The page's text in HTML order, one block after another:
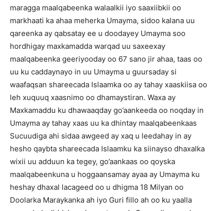
maragga maalqabeenka walaalkii iyo saaxiibkii oo
markhaati ka ahaa meherka Umayma, sidoo kalana uu
qareenka ay qabsatay ee u doodayey Umayma soo
hordhigay maxkamadda warqad uu saxeexay
maalqabeenka geeriyooday oo 67 sano jir ahaa, taas oo
uu ku caddaynayo in uu Umayma u guursaday si
waafaqsan shareecada Islaamka oo ay tahay xaaskiisa oo
leh xuquuq xaasnimo oo dhamaystiran. Waxa ay
Maxkamaddu ku dhawaaqday go’aankeeda oo noqday in
Umayma ay tahay xaas uu ka dhintay maalqabeenkaas
Sucuudiga ahi sidaa awgeed ay xaq u leedahay in ay
hesho qaybta shareecada Islaamku ka siinayso dhaxalka
wixii uu adduun ka tegey, go’aankaas oo qoyska
maalqabeenkuna u hoggaansamay ayaa ay Umayma ku
heshay dhaxal lacageed oo u dhigma 18 Milyan oo
Doolarka Maraykanka ah iyo Guri fillo ah oo ku yaalla